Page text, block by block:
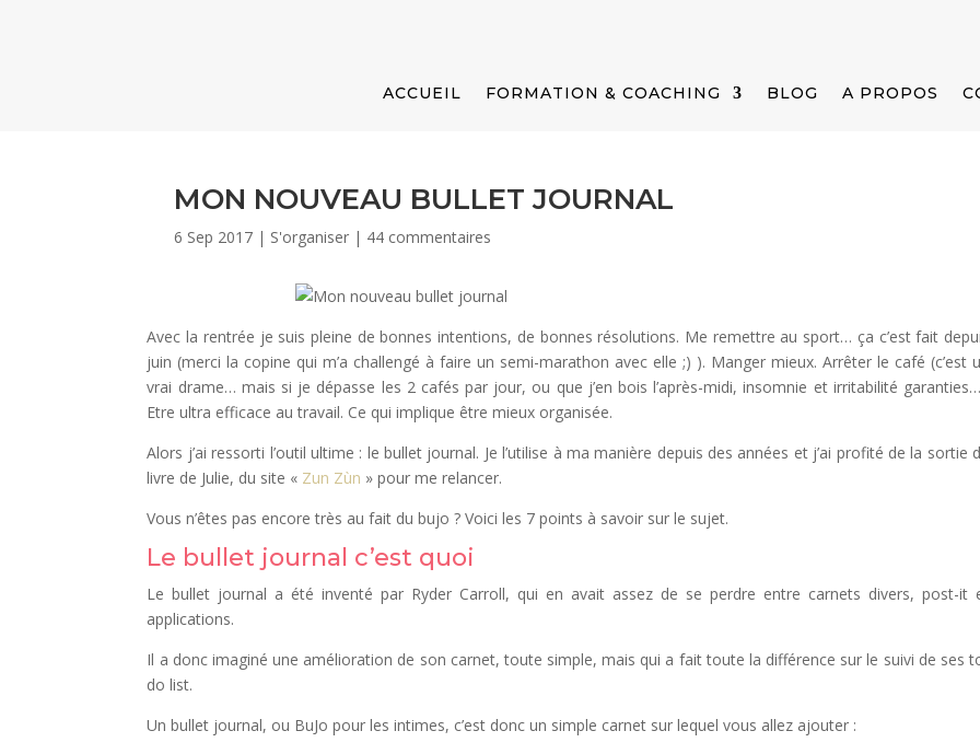
ACCUEIL FORMATION & COACHING BLOG A PROPOS
MON NOUVEAU BULLET JOURNAL
6 Sep 2017 | S'organiser | 44 commentaires
Avec la rentrée je suis pleine de bonnes intentions, de bonnes résolutions. Me remettre au sport… ça c’est fait
juin (merci la copine qui m’a challengé à faire un semi-marathon avec elle ;) ). Manger mieux. Arrêter le café (c’est
vrai drame… mais si je dépasse les 2 cafés par jour, ou que j’en bois l’après-midi, insomnie et irritabilité
Etre ultra efficace au travail. Ce qui implique être mieux organisée.
Alors j’ai ressorti l’outil ultime : le bullet journal. Je l’utilise à ma manière depuis des années et j’ai profité de la sortie
livre de Julie, du site « Zun Zùn » pour me relancer.
Vous n’êtes pas encore très au fait du bujo ? Voici les 7 points à savoir sur le sujet.
Le bullet journal c’est quoi
Le bullet journal a été inventé par Ryder Carroll, qui en avait assez de se perdre entre carnets divers, post-it
applications.
Il a donc imaginé une amélioration de son carnet, toute simple, mais qui a fait toute la différence sur le suivi de ses
do list.
Un bullet journal, ou BuJo pour les intimes, c’est donc un simple carnet sur lequel vous allez ajouter :